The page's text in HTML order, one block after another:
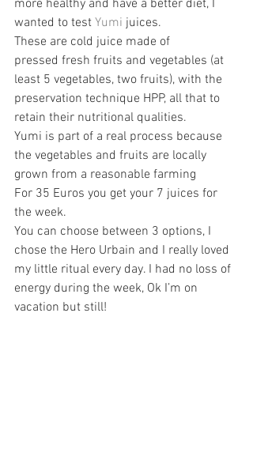
more healthy and have a better diet, I
wanted to test Yumi juices.
These are cold juice made of
pressed fresh fruits and vegetables (at
least 5 vegetables, two fruits), with the
preservation technique HPP, all that to
retain their nutritional qualities.
Yumi is part of a real process because
the vegetables and fruits are locally
grown from a reasonable farming
For 35 Euros you get your 7 juices for
the week.
You can choose between 3 options, I
chose the Hero Urbain and I really loved
my little ritual every day. I had no loss of
energy during the week, Ok I’m on
vacation but still!